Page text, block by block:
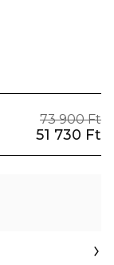
73 900 Ft
51 730 Ft